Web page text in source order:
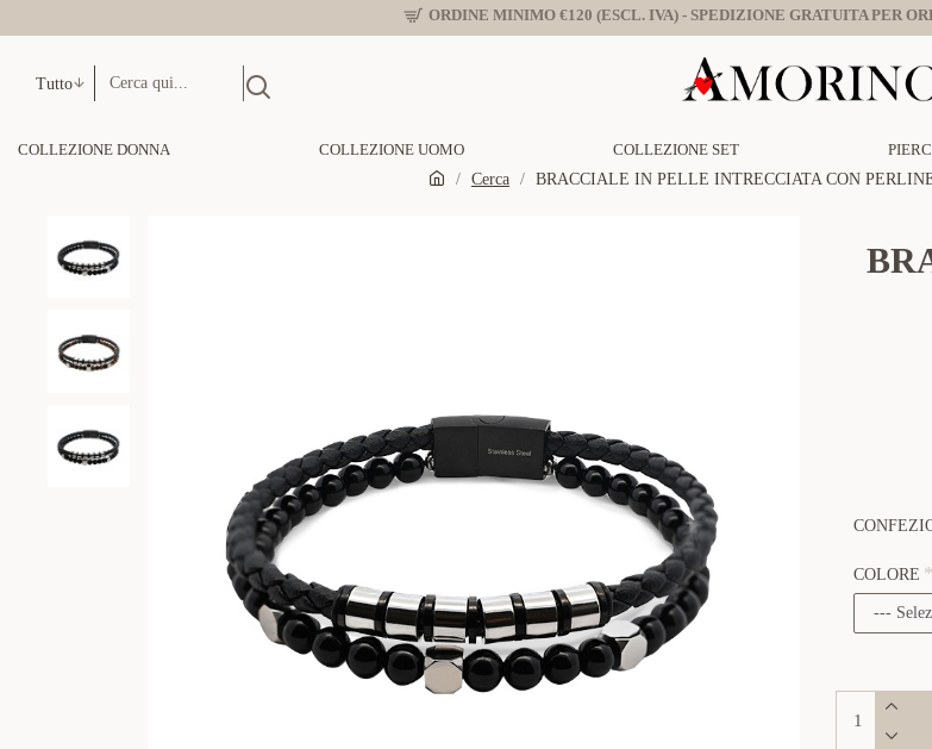
ORDINE MINIMO €120 (ESCL. IVA) - SPEDIZIONE GRATUITA PER
Tutto
COLLEZIONE DONNA COLLEZIONE UOMO COLLEZIONE SET
Cerca
BRACCIALE IN PELLE INTRECCIATA CON
COLORE